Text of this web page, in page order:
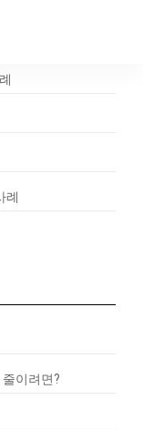
례
이려면?